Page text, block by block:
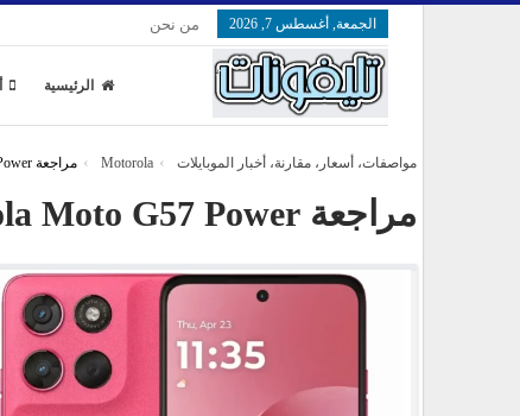
الجمعة, أغسطس 7, 2026 من نحن
الرئيسية
مواصفات، أسعار، مقارنة، أخبار الموبايلات Motorola مراجعة Motorola Moto G57 Power
مراجعة Motorola Moto G57 Power